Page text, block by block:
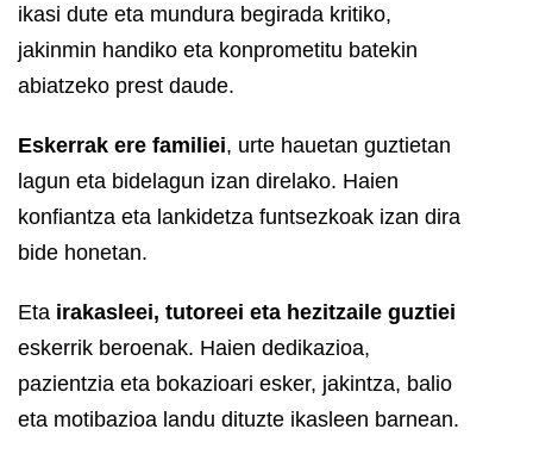
ikasi dute eta mundura begirada kritiko,
jakinmin handiko eta konprometitu batekin
abiatzeko prest daude.
Eskerrak ere familiei, urte hauetan guztietan
lagun eta bidelagun izan direlako. Haien
konfiantza eta lankidetza funtsezkoak izan dira
bide honetan.
Eta irakasleei, tutoreei eta hezitzaile guztiei
eskerrik beroenak. Haien dedikazioa,
pazientzia eta bokazioari esker, jakintza, balio
eta motibazioa landu dituzte ikasleen barnean.